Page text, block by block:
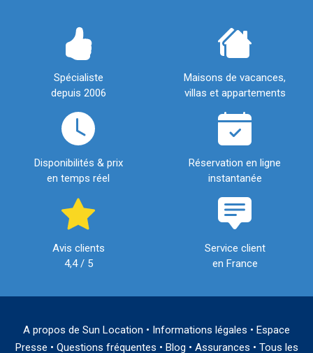
Spécialiste
depuis 2006
Maisons de vacances,
villas et appartements
Disponibilités & prix
en temps réel
Réservation en ligne
instantanée
Avis clients
4,4 / 5
Service client
en France
A propos de Sun Location • Informations légales • Espace
Presse • Questions fréquentes • Blog • Assurances • Tous les